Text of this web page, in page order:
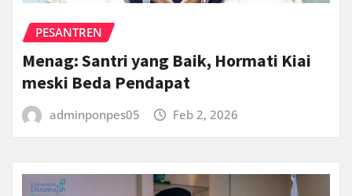
PESANTREN
Menag: Santri yang Baik, Hormati Kiai
meski Beda Pendapat
adminponpes05 Feb 2, 2026